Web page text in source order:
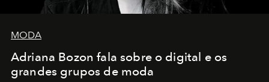
MODA
Adriana Bozon fala sobre o digital e os
grandes grupos de moda